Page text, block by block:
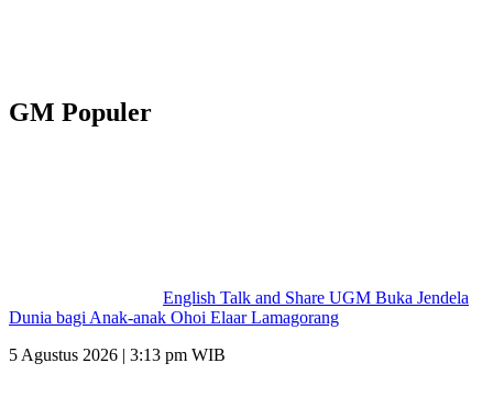
GM Populer
English Talk and Share UGM Buka Jendela
Dunia bagi Anak-anak Ohoi Elaar Lamagorang
5 Agustus 2026 | 3:13 pm WIB